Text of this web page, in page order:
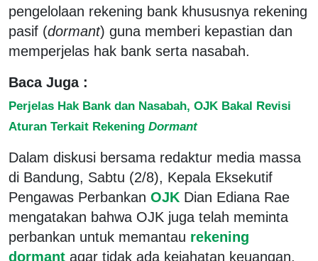
pengelolaan rekening bank khususnya rekening
pasif (dormant) guna memberi kepastian dan
memperjelas hak bank serta nasabah.
Baca Juga :
Perjelas Hak Bank dan Nasabah, OJK Bakal Revisi
Aturan Terkait Rekening Dormant
Dalam diskusi bersama redaktur media massa
di Bandung, Sabtu (2/8), Kepala Eksekutif
Pengawas Perbankan OJK Dian Ediana Rae
mengatakan bahwa OJK juga telah meminta
perbankan untuk memantau rekening
dormant agar tidak ada kejahatan keuangan,